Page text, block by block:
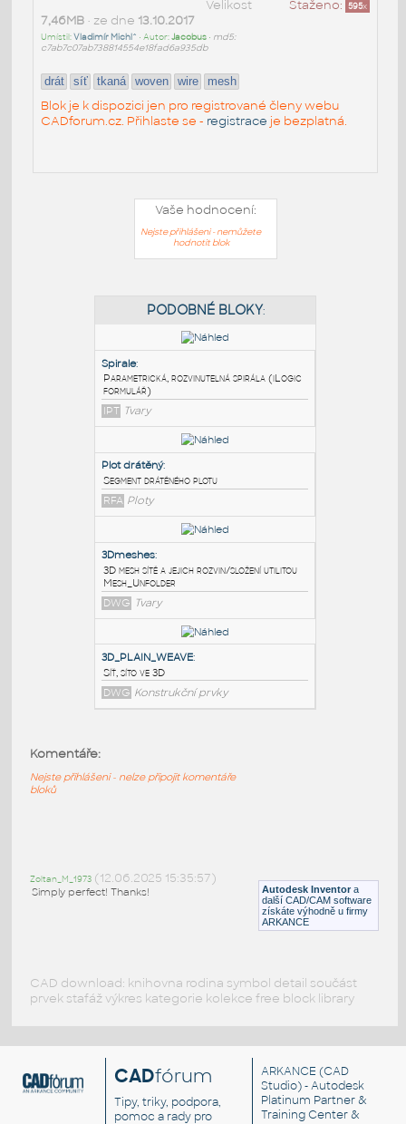
Staženo: 595x
Velikost
7,46MB• ze dne 13.10.2017
Umístil:Vladimír Michl^ • Autor:Jacobus• md5:
c7ab7c07ab738814554e18fad6a935db
drát síť tkaná woven wire mesh
Blok je k dispozici jen pro registrované členy webu
CADforum.cz. Přihlaste se - registrace je bezplatná.
Vaše hodnocení:
Nejste přihlášeni - nemůžete
hodnotit blok
PODOBNÉ BLOKY:
Spirale:
Parametrická, rozvinutelná spirála (iLogic
formulář)
IPT Tvary
Plot drátěný:
Segment drátěného plotu
RFA Ploty
Mesh_Unfolder
Síť, síto ve 3D
Konstrukční prvky
Autodesk Inventor a
další CAD/CAM software
získáte výhodně u firmy
ARKANCE
Komentáře:
Nejste přihlášeni - nelze připojit komentáře
bloků
Zoltan_M_1973 (12.06.2025 15:35:57)
Simply perfect! Thanks!
CAD download: knihovna rodina symbol detail součást
prvek stafáž výkres kategorie kolekce free block library
CADfórum
Tipy, triky, podpora,
pomoc a rady pro
ARKANCE (CAD
Studio) - Autodesk
Platinum Partner &
Training Center &